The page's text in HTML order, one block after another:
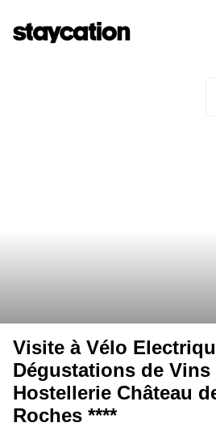
Visite à Vélo
Dégustations de Vins
Hostellerie Château
Roches ****